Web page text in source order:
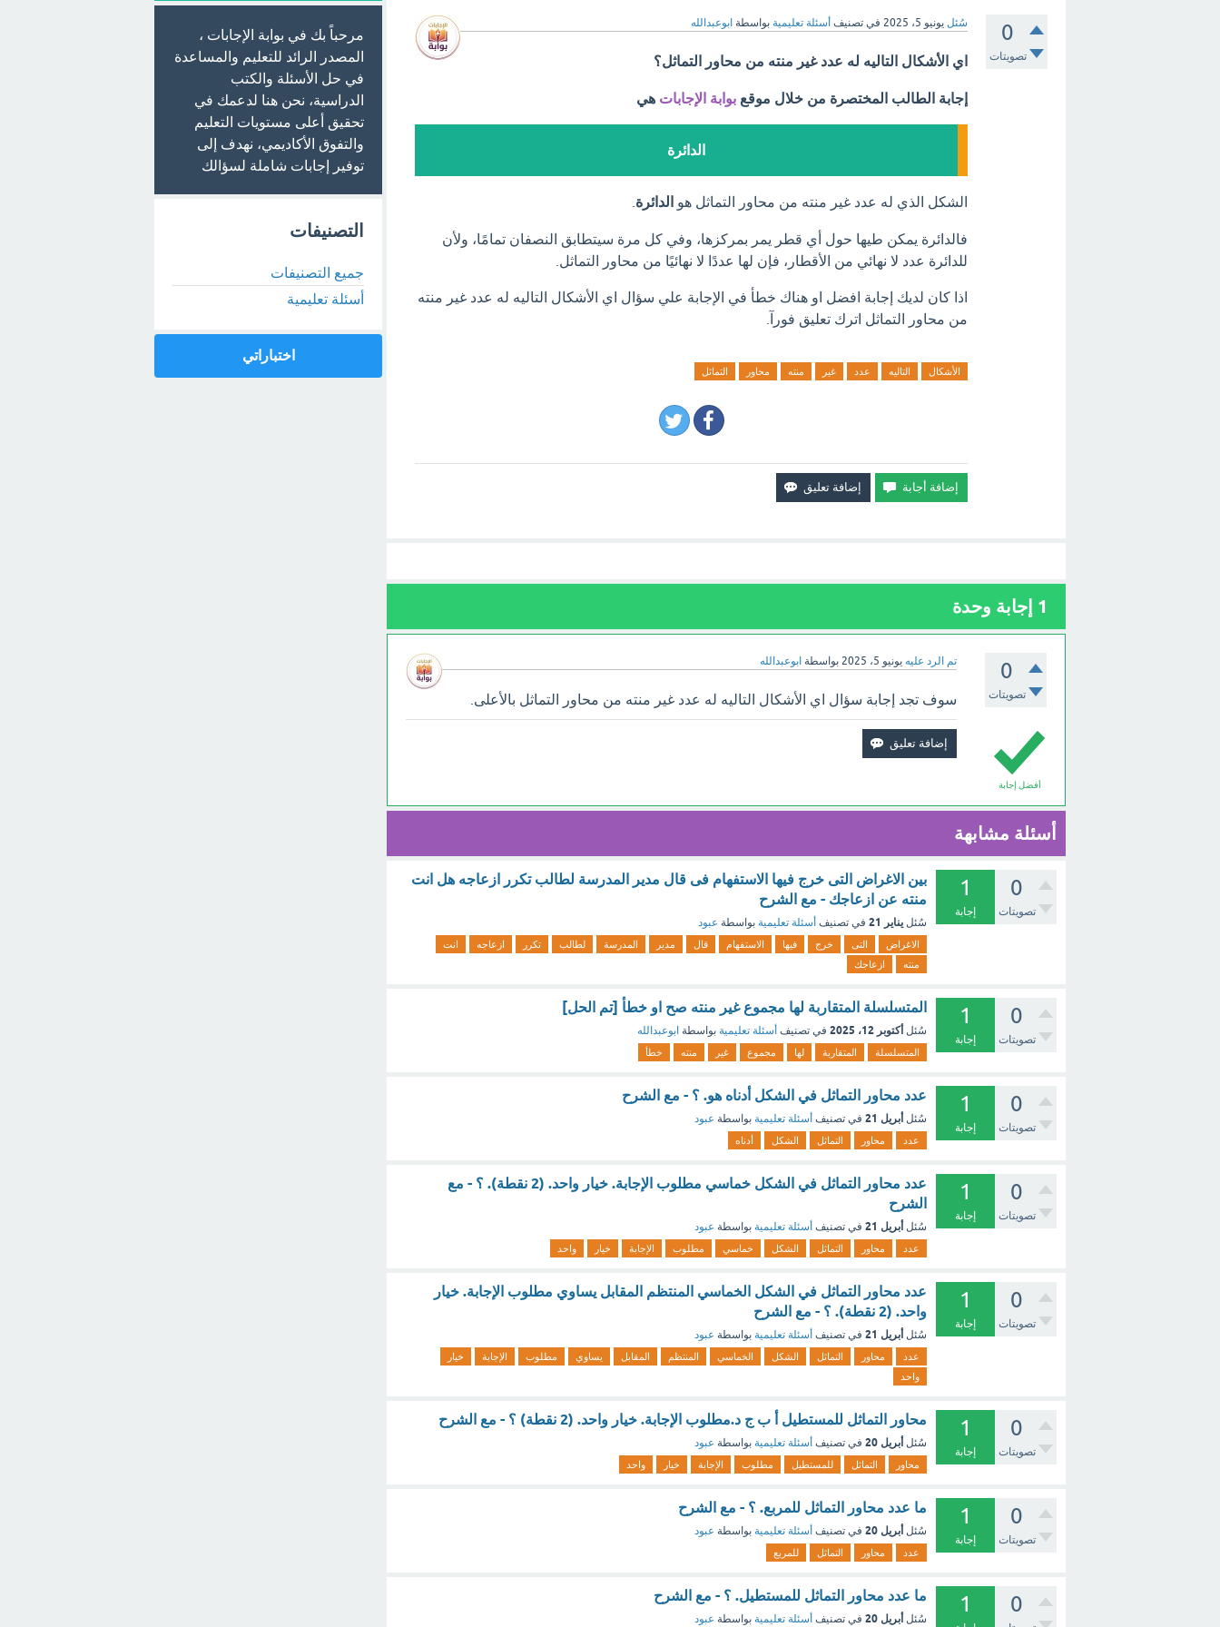
0
تصويتات
سُئل يونيو 5، 2025 في تصنيف أسئلة تعليمية بواسطة ابوعبدالله
اي الأشكال التاليه له عدد غير منته من محاور التماثل؟
إجابة الطالب المختصرة من خلال موقع بوابة الإجابات هي
الدائرة
الشكل الذي له عدد غير منته من محاور التماثل هو الدائرة
فالدائرة يمكن طيها حول أي قطر يمر بمركزها، وفي كل مرة سيتطابق النصفان تمامًا، ولأن
للدائرة عدد لا نهائي من الأقطار، فإن لها عددًا لا نهائيًا من محاور التماثل.
اذا كان لديك إجابة افضل او هناك خطأ في الإجابة علي سؤال اي الأشكال التاليه له عدد غير منته
من محاور التماثل اترك تعليق فورآ.
الأشكال التاليه عدد غير منته محاور التماثل
1 إجابة وحدة
0
تصويتات
تم الرد عليه يونيو 5، 2025 بواسطة ابوعبدالله
أفضل إجابة
سوف تجد إجابة سؤال اي الأشكال التاليه له عدد غير منته من محاور التماثل بالأعلى.
أسئلة مشابهة
0
تصويتات
1
إجابة
بين الاغراض التى خرج فيها الاستفهام فى قال مدير المدرسة لطالب تكرر ازعاجه هل انت
منته عن ازعاجك - مع الشرح
سُئل يناير 21 في تصنيف أسئلة تعليمية بواسطة عبود
الاغراض التى خرج فيها الاستفهام قال مدير المدرسة لطالب تكرر ازعاجه
انت
منته
ازعاجك
0
تصويتات
1
إجابة
المتسلسلة المتقاربة لها مجموع غير منته صح او خطأ [تم الحل]
سُئل أكتوبر 12، 2025 في تصنيف أسئلة تعليمية بواسطة ابوعبدالله
المتسلسلة المتقاربة لها مجموع غير منته خطأ
0
تصويتات
1
إجابة
عدد محاور التماثل في الشكل أدناه هو. ؟ - مع الشرح
سُئل أبريل 21 في تصنيف أسئلة تعليمية بواسطة عبود
عدد محاور التماثل الشكل أدناه
0
تصويتات
1
إجابة
عدد محاور التماثل في الشكل خماسي مطلوب الإجابة. خيار واحد. (2 نقطة). ؟ - مع
الشرح
سُئل أبريل 21 في تصنيف أسئلة تعليمية بواسطة عبود
عدد محاور التماثل الشكل خماسي مطلوب الإجابة خيار واحد
0
تصويتات
1
إجابة
عدد محاور التماثل في الشكل الخماسي المنتظم المقابل يساوي مطلوب الإجابة. خيار
واحد. (2 نقطة). ؟ - مع الشرح
سُئل أبريل 21 في تصنيف أسئلة تعليمية بواسطة عبود
عدد محاور التماثل الشكل الخماسي المنتظم المقابل يساوي مطلوب الإجابة
خيار
واحد
0
تصويتات
1
إجابة
محاور التماثل للمستطيل أ ب ج د.مطلوب الإجابة. خيار واحد. (2 نقطة) ؟ - مع الشرح
سُئل أبريل 20 في تصنيف أسئلة تعليمية بواسطة عبود
محاور التماثل للمستطيل مطلوب الإجابة خيار واحد
0
تصويتات
1
إجابة
ما عدد محاور التماثل للمربع. ؟ - مع الشرح
سُئل أبريل 20 في تصنيف أسئلة تعليمية بواسطة عبود
عدد محاور التماثل للمربع
0
1 ما عدد محاور التماثل للمستطيل. ؟ - مع الشرح
سُئل أبريل 20 في تصنيف أسئلة تعليمية بواسطة عبود
مرحباً بك في بوابة الإجابات ،
المصدر الرائد للتعليم والمساعدة
في حل الأسئلة والكتب
الدراسية، نحن هنا لدعمك في
تحقيق أعلى مستويات التعليم
والتفوق الأكاديمي، نهدف إلى
توفير إجابات شاملة لسؤالك
التصنيفات
جميع التصنيفات
أسئلة تعليمية
اختباراتي